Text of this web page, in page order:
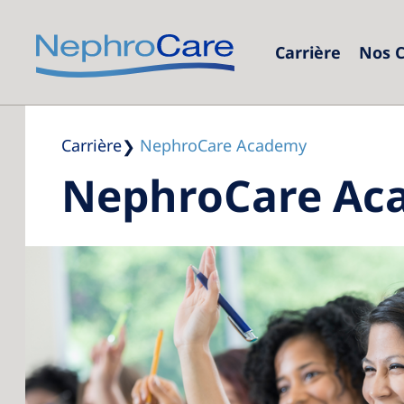
Carrière Nos
Carrière NephroCare Academy
NephroCare